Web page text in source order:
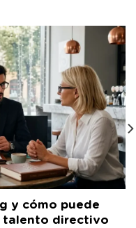
y cómo puede
talento directivo